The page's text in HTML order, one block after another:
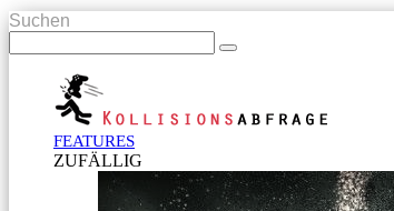
Suchen
FEATURES
ZUFÄLLIG